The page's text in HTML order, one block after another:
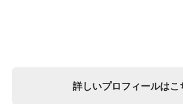
詳しいプロフィールはこ